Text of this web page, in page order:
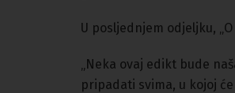
U posljednjem odjeljku,
„Neka ovaj edikt bude
pripadati svima, u kojoj